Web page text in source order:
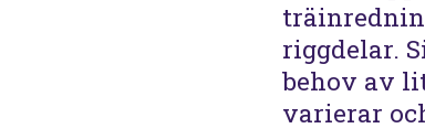
riggdelar.
behov av
varierar